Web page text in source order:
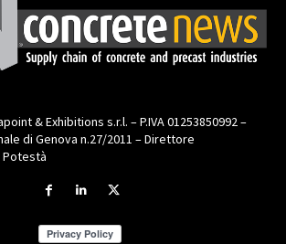
& Exhibitions s.r.l. – P.IVA 01253850992 –
di Genova n.27/2011 – Direttore
Potestà